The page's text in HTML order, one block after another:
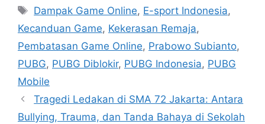
e
g
o
r
i
s
T
a
s
Dampak Game Online, E-sport Indonesia,
Kecanduan Game, Kekerasan Remaja,
Pembatasan Game Online, Prabowo Subianto,
PUBG, PUBG Diblokir, PUBG Indonesia, PUBG
Mobile
Tragedi Ledakan di SMA 72 Jakarta: Antara
Bullying, Trauma, dan Tanda Bahaya di Sekolah